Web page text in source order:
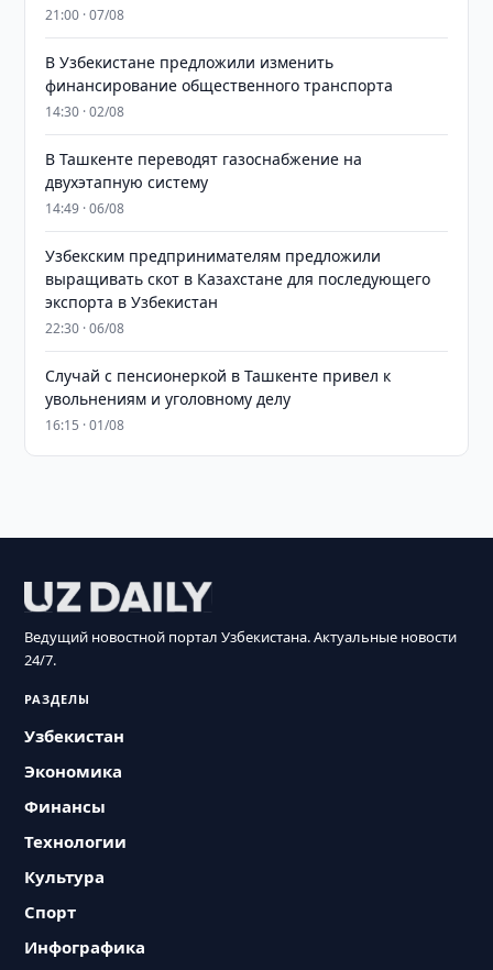
21:00 · 07/08
В Узбекистане предложили изменить
финансирование общественного транспорта
14:30 · 02/08
В Ташкенте переводят газоснабжение на
двухэтапную систему
14:49 · 06/08
Узбекским предпринимателям предложили
выращивать скот в Казахстане для последующего
экспорта в Узбекистан
22:30 · 06/08
Случай с пенсионеркой в Ташкенте привел к
увольнениям и уголовному делу
16:15 · 01/08
Ведущий новостной портал Узбекистана. Актуальные новости
24/7.
РАЗДЕЛЫ
Узбекистан
Экономика
Финансы
Технологии
Культура
Спорт
Инфографика